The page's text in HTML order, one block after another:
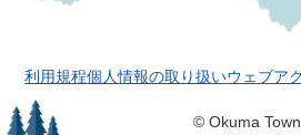
利用規程個人情報の取り扱いウェブア
© Okuma Town.